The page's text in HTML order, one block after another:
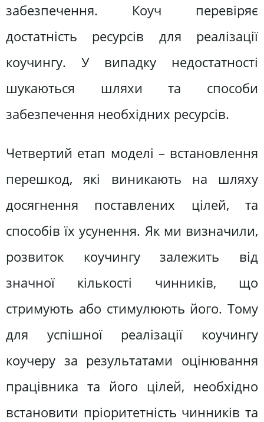
забезпечення. Коуч перевіряє
достатність ресурсів для реалізації
коучингу. У випадку недостатності
шукаються шляхи та способи
забезпечення необхідних ресурсів.
Четвертий етап моделі – встановлення
перешкод, які виникають на шляху
досягнення поставлених цілей, та
способів їх усунення. Як ми визначили,
розвиток коучингу залежить від
значної кількості чинників, що
стримують або стимулюють його. Тому
для успішної реалізації коучингу
коучеру за результатами оцінювання
працівника та його цілей, необхідно
встановити пріоритетність чинників та